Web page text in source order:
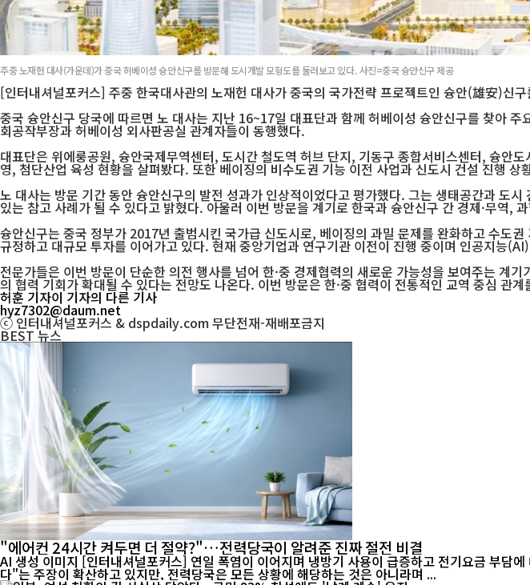
주중 노재헌 대사(가운데)가 중국 허베이성 슝안신구를 방문해 도시개발 모형도를 둘러보고 있다. 사진=중국 슝안신구 제공
[인터내셔널포커스] 주중 한국대사관의 노재헌 대사가 중국의 국가전략 프로젝트인 슝안(雄安)신
중국 슝안신구 당국에 따르면 노 대사는 지난 16~17일 대표단과 함께 허베이성 슝안신구를 찾아
회공작부장과 허베이성 외사판공실 관계자들이 동행했다.
대표단은 위에룽공원, 슝안국제무역센터, 도시간 철도역 허브 단지, 기동구 종합서비스센터, 슝안
영, 첨단산업 육성 현황을 살펴봤다. 또한 베이징의 비수도권 기능 이전 사업과 신도시 건설 진행 상
노 대사는 방문 기간 동안 슝안신구의 발전 성과가 인상적이었다고 평가했다. 그는 생태공간과 도
있는 참고 사례가 될 수 있다고 밝혔다. 아울러 이번 방문을 계기로 한국과 슝안신구 간 경제·무역,
슝안신구는 중국 정부가 2017년 출범시킨 국가급 신도시로, 베이징의 과밀 문제를 완화하고 수도
규정하고 대규모 투자를 이어가고 있다. 현재 중앙기업과 연구기관 이전이 진행 중이며 인공지능
전문가들은 이번 방문이 단순한 의전 행사를 넘어 한·중 경제협력의 새로운 가능성을 보여주는
의 협력 기회가 확대될 수 있다는 전망도 나온다. 이번 방문은 한·중 협력이 전통적인 교역 중심 관
허훈 기자이 기자의 다른 기사
hyz7302@daum.net
ⓒ 인터내셔널포커스 & dspdaily.com 무단전재-재배포금지
BEST뉴스
"에어컨 24시간 켜두면 더 절약?"…전력당국이 알려준 진짜 절전 비결
AI 생성 이미지 [인터내셔널포커스] 연일 폭염이 이어지며 냉방기 사용이 급증하고 전기요금 부담에 대한 우려도 커지고 있다. 최근 온라인에서는 "에어컨은 24시간 계속 켜두는 것이 오히려 전기료를 아낀
다"는 주장이 확산하고 있지만, 전력당국은 모든 상황에 해당하는 것은 아니라며 ...